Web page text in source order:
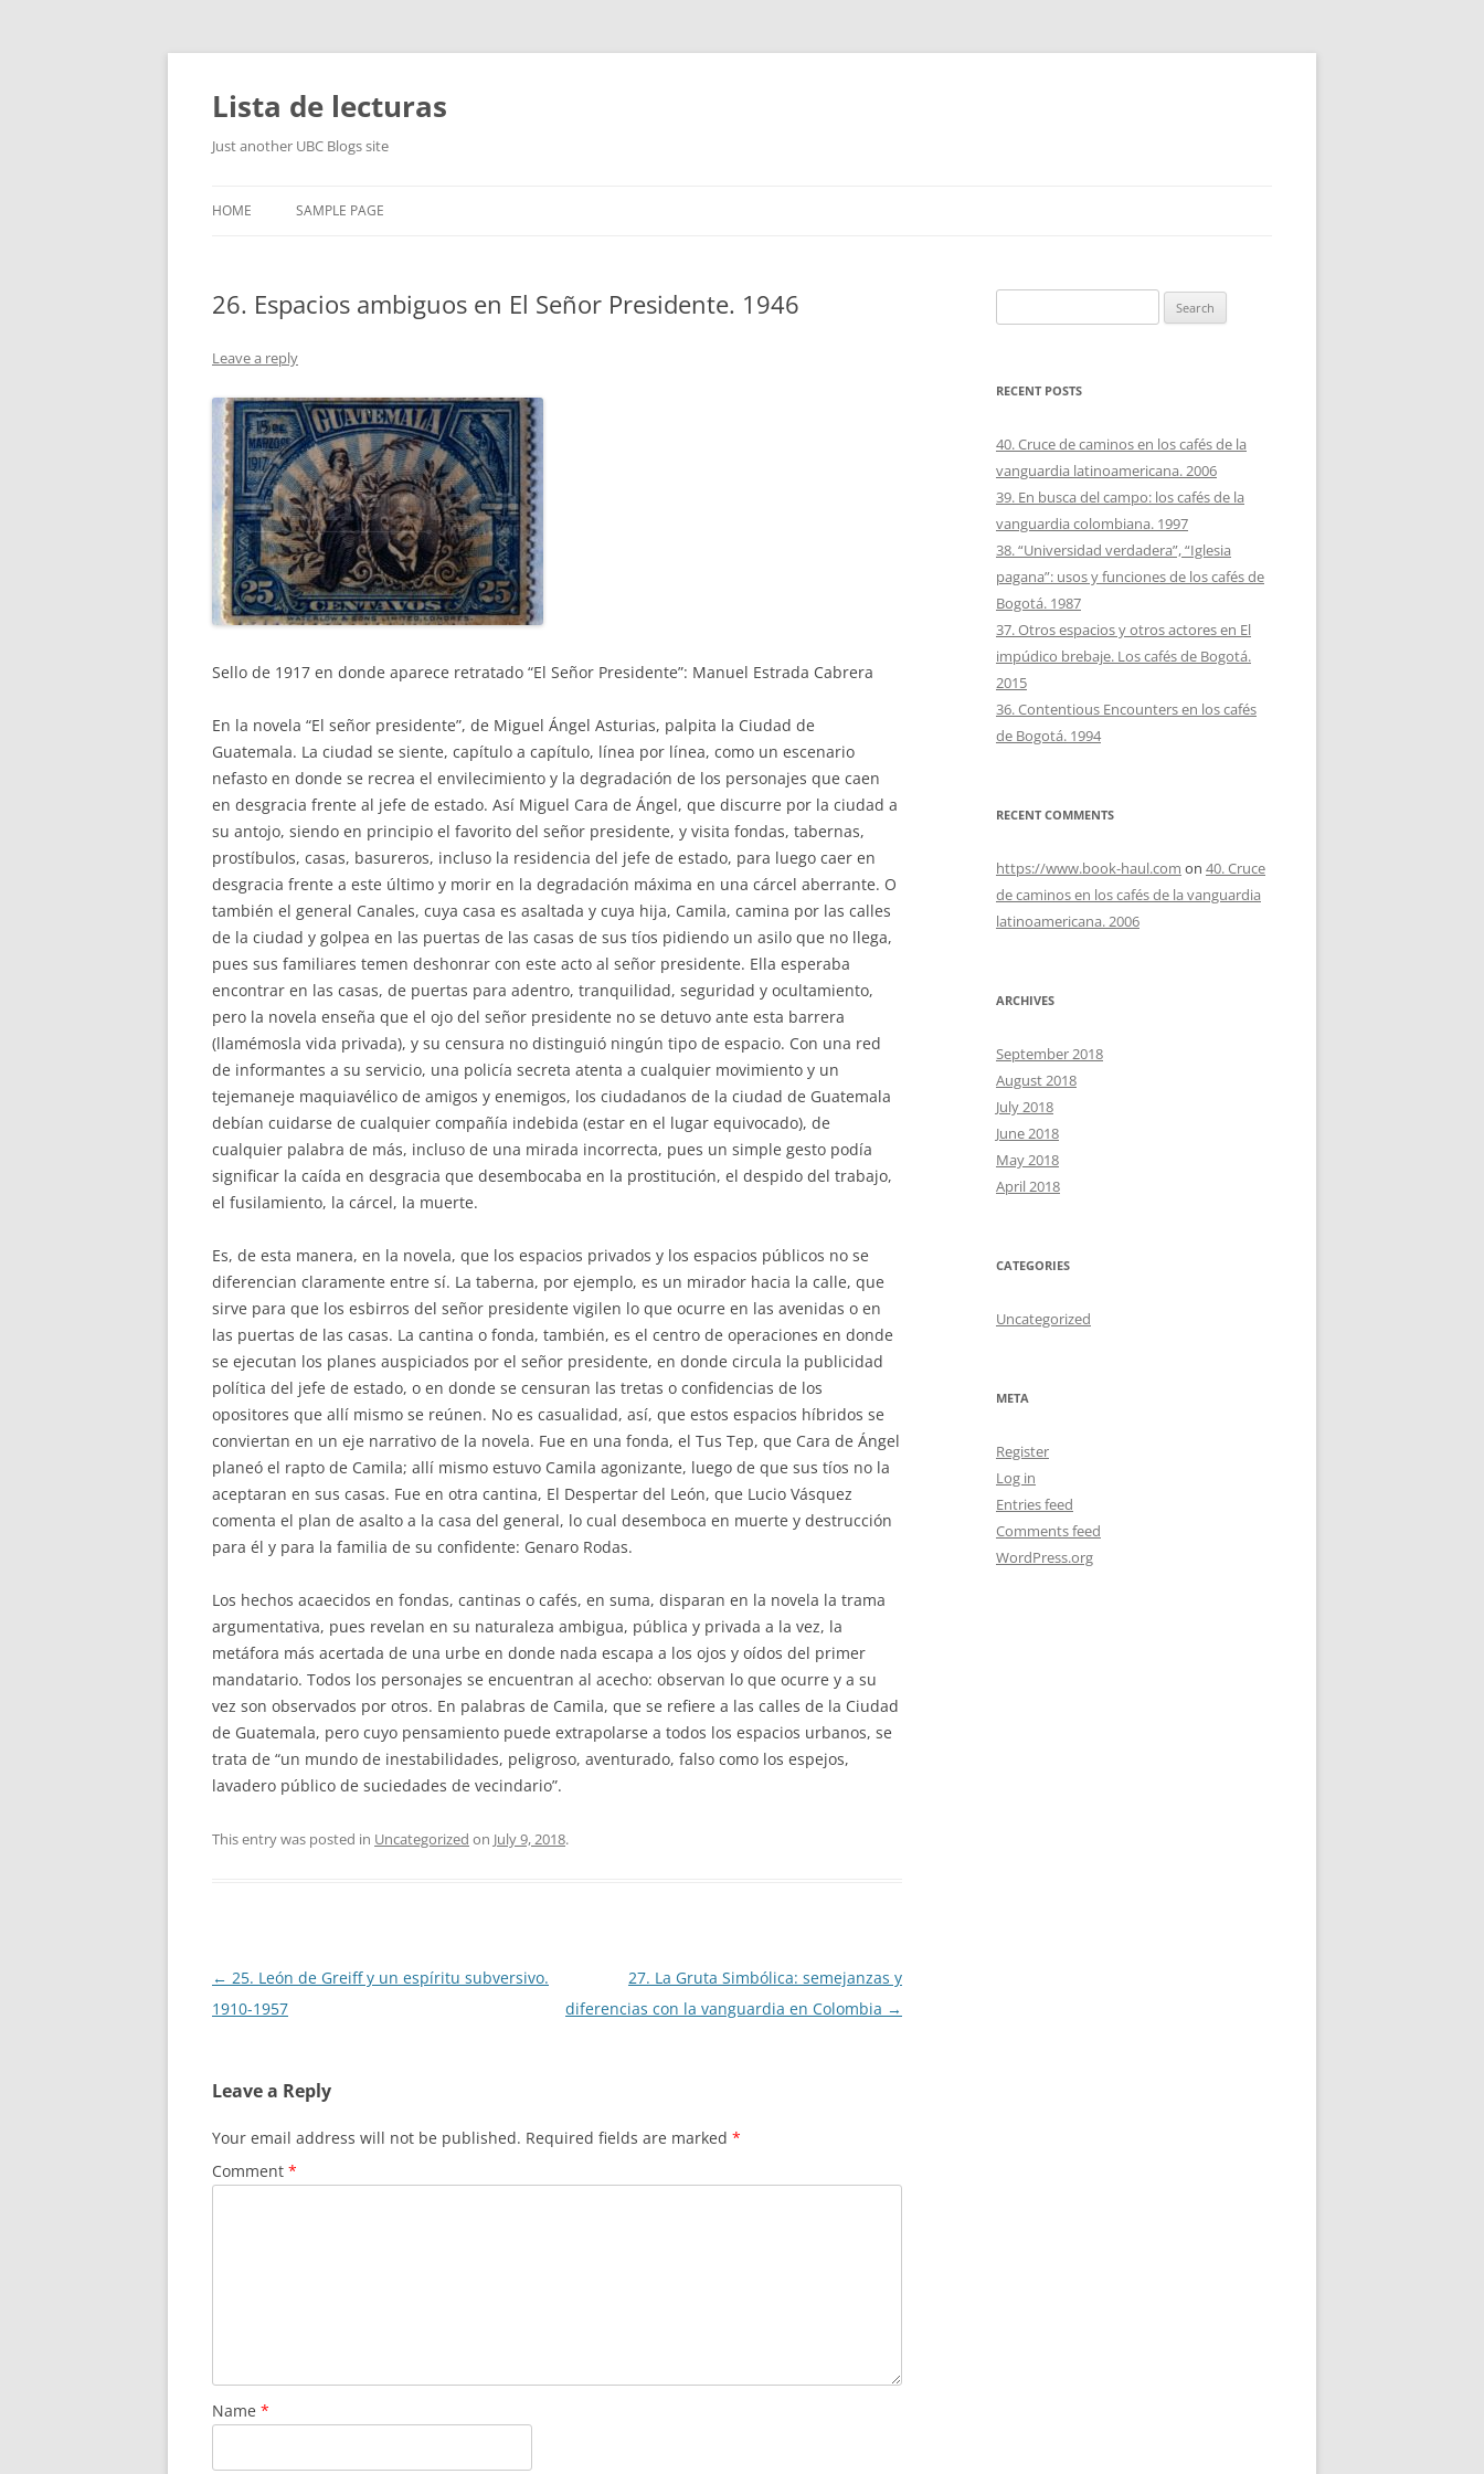
Skip
content
Lista de lecturas
Just another UBC Blogs site
HOME SAMPLE PAGE
26. Espacios ambiguos en El Señor Presidente. 1946
Leave a reply
Sello de 1917 en donde aparece retratado “El Señor Presidente”: Manuel Estrada Cabrera
En la novela “El señor presidente”, de Miguel Ángel Asturias, palpita la Ciudad de
Guatemala. La ciudad se siente, capítulo a capítulo, línea por línea, como un escenario
nefasto en donde se recrea el envilecimiento y la degradación de los personajes que caen
en desgracia frente al jefe de estado. Así Miguel Cara de Ángel, que discurre por la ciudad a
su antojo, siendo en principio el favorito del señor presidente, y visita fondas, tabernas,
prostíbulos, casas, basureros, incluso la residencia del jefe de estado, para luego caer en
desgracia frente a este último y morir en la degradación máxima en una cárcel aberrante. O
también el general Canales, cuya casa es asaltada y cuya hija, Camila, camina por las calles
de la ciudad y golpea en las puertas de las casas de sus tíos pidiendo un asilo que no llega,
pues sus familiares temen deshonrar con este acto al señor presidente. Ella esperaba
encontrar en las casas, de puertas para adentro, tranquilidad, seguridad y ocultamiento,
pero la novela enseña que el ojo del señor presidente no se detuvo ante esta barrera
(llamémosla vida privada), y su censura no distinguió ningún tipo de espacio. Con una red
de informantes a su servicio, una policía secreta atenta a cualquier movimiento y un
tejemaneje maquiavélico de amigos y enemigos, los ciudadanos de la ciudad de Guatemala
debían cuidarse de cualquier compañía indebida (estar en el lugar equivocado), de
cualquier palabra de más, incluso de una mirada incorrecta, pues un simple gesto podía
significar la caída en desgracia que desembocaba en la prostitución, el despido del trabajo,
el fusilamiento, la cárcel, la muerte.
Es, de esta manera, en la novela, que los espacios privados y los espacios públicos no se
diferencian claramente entre sí. La taberna, por ejemplo, es un mirador hacia la calle, que
sirve para que los esbirros del señor presidente vigilen lo que ocurre en las avenidas o en
las puertas de las casas. La cantina o fonda, también, es el centro de operaciones en donde
se ejecutan los planes auspiciados por el señor presidente, en donde circula la publicidad
política del jefe de estado, o en donde se censuran las tretas o confidencias de los
opositores que allí mismo se reúnen. No es casualidad, así, que estos espacios híbridos se
conviertan en un eje narrativo de la novela. Fue en una fonda, el Tus Tep, que Cara de Ángel
planeó el rapto de Camila; allí mismo estuvo Camila agonizante, luego de que sus tíos no la
aceptaran en sus casas. Fue en otra cantina, El Despertar del León, que Lucio Vásquez
comenta el plan de asalto a la casa del general, lo cual desemboca en muerte y destrucción
para él y para la familia de su confidente: Genaro Rodas.
Los hechos acaecidos en fondas, cantinas o cafés, en suma, disparan en la novela la trama
argumentativa, pues revelan en su naturaleza ambigua, pública y privada a la vez, la
metáfora más acertada de una urbe en donde nada escapa a los ojos y oídos del primer
mandatario. Todos los personajes se encuentran al acecho: observan lo que ocurre y a su
vez son observados por otros. En palabras de Camila, que se refiere a las calles de la Ciudad
de Guatemala, pero cuyo pensamiento puede extrapolarse a todos los espacios urbanos, se
trata de “un mundo de inestabilidades, peligroso, aventurado, falso como los espejos,
lavadero público de suciedades de vecindario”.
This entry was posted in Uncategorized on July 9, 2018.
Post
navigation
← 25. León de Greiff y un espíritu subversivo.
1910-1957
27. La Gruta Simbólica: semejanzas y
diferencias con la vanguardia en Colombia →
Leave a Reply
Your email address will not be published. Required fields are marked *
Comment *
Name *
for:
RECENT POSTS
40. Cruce de caminos en los cafés de la
vanguardia latinoamericana. 2006
39. En busca del campo: los cafés de la
vanguardia colombiana. 1997
38. “Universidad verdadera”, “Iglesia
pagana”: usos y funciones de los cafés de
Bogotá. 1987
37. Otros espacios y otros actores en El
impúdico brebaje. Los cafés de Bogotá.
2015
36. Contentious Encounters en los cafés
de Bogotá. 1994
RECENT COMMENTS
https://www.book-haul.com on 40. Cruce
de caminos en los cafés de la vanguardia
latinoamericana. 2006
ARCHIVES
September 2018
August 2018
July 2018
June 2018
May 2018
April 2018
CATEGORIES
Uncategorized
META
Register
Log in
Entries feed
Comments feed
WordPress.org